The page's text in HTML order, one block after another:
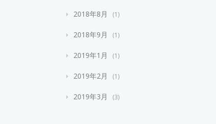
2018年8月 1
2018年9月 1
2019年1月 1
2019年2月 1
2019年3月 3